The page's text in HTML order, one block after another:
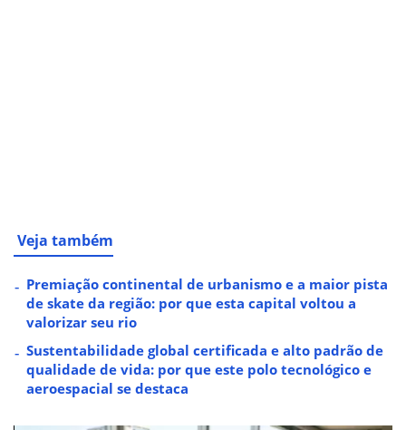
Veja também
Premiação continental de urbanismo e a maior pista
de skate da região: por que esta capital voltou a
valorizar seu rio
Sustentabilidade global certificada e alto padrão de
qualidade de vida: por que este polo tecnológico e
aeroespacial se destaca